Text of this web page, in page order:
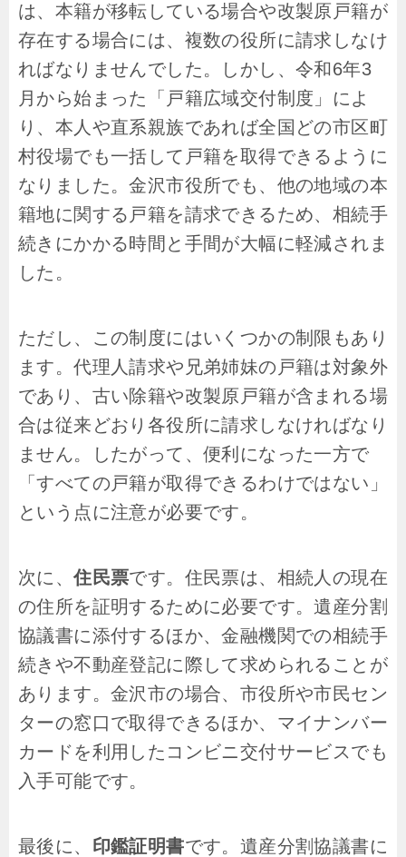
は、本籍が移転している場合や改製原戸籍が
存在する場合には、複数の役所に請求しなけ
ればなりませんでした。しかし、令和6年3
月から始まった「戸籍広域交付制度」によ
り、本人や直系親族であれば全国どの市区町
村役場でも一括して戸籍を取得できるように
なりました。金沢市役所でも、他の地域の本
籍地に関する戸籍を請求できるため、相続手
続きにかかる時間と手間が大幅に軽減されま
した。
ただし、この制度にはいくつかの制限もあり
ます。代理人請求や兄弟姉妹の戸籍は対象外
であり、古い除籍や改製原戸籍が含まれる場
合は従来どおり各役所に請求しなければなり
ません。したがって、便利になった一方で
「すべての戸籍が取得できるわけではない」
という点に注意が必要です。
次に、住民票です。住民票は、相続人の現在
の住所を証明するために必要です。遺産分割
協議書に添付するほか、金融機関での相続手
続きや不動産登記に際して求められることが
あります。金沢市の場合、市役所や市民セン
ターの窓口で取得できるほか、マイナンバー
カードを利用したコンビニ交付サービスでも
入手可能です。
最後に、 印鑑証明書です。遺産分割協議書に